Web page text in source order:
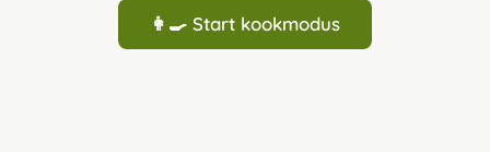
👩‍🍳 Start kookmodus